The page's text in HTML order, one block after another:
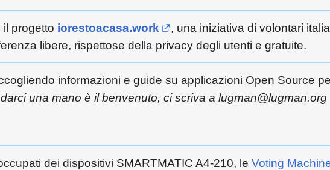
progetto iorestoacasa.work , una iniziativa di volontari
libere, rispettose della privacy degli utenti e gratuite.
informazioni e guide su applicazioni Open Source
una mano è il benvenuto, ci scriva a lugman@lugman.org
dei dispositivi SMARTMATIC A4-210, le Voting